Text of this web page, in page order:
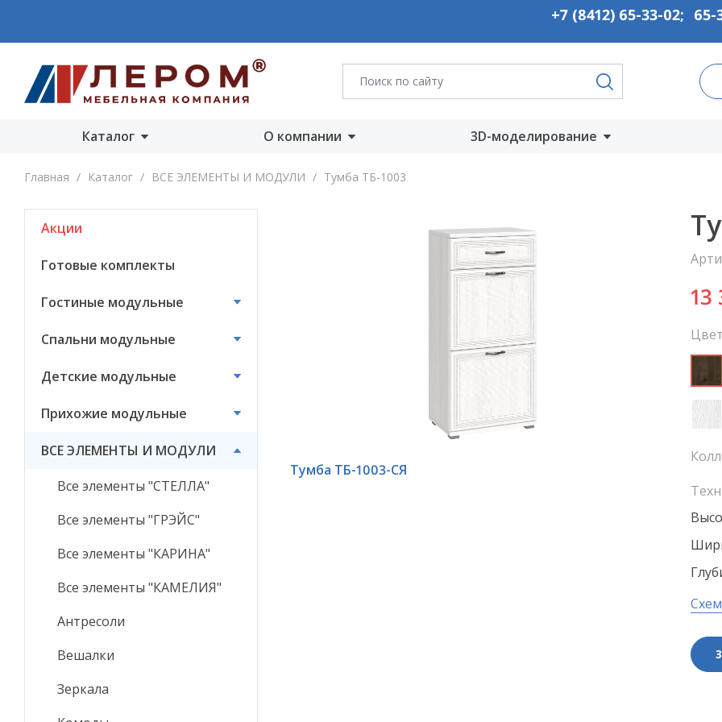
+7 (8412) 65-33-02; 65-
Каталог
Акции
Детские модульные
Прихожие
ВСЕ ЭЛЕМЕНТЫ И
МОДУЛИ
О компании
О компании
3D-моделирование
Главная / Каталог / ВСЕ ЭЛЕМЕНТЫ И МОДУЛИ / Тумба ТБ-1003
Акции
Готовые комплекты
Гостиные модульные
Спальни модульные
Детские модульные
Прихожие модульные
ВСЕ ЭЛЕМЕНТЫ И МОДУЛИ
Все элементы "СТЕЛЛА"
Все элементы "ГРЭЙС"
Все элементы "КАРИНА"
Все элементы "КАМЕЛИЯ"
Антресоли
Вешалки
Зеркала
Тумба ТБ-1003-СЯ
13